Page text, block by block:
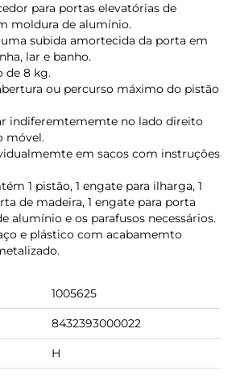
para portas elevatórias de
moldura de alumínio.
subida amortecida da porta em
lar e banho.
de 8 kg.
ou percurso máximo do pistão
indiferemtememte no lado direito
móvel.
em sacos com instruções
1 pistão, 1 engate para ilharga, 1
de madeira, 1 engate para porta
alumínio e os parafusos necessários.
e plástico com acabamemto
1005625
8432393000022
H